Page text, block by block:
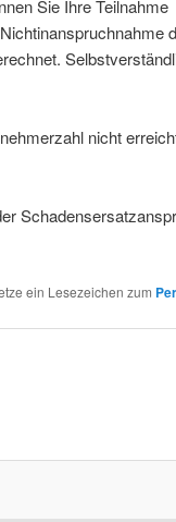
Sie Ihre Teilnahme
nicht
ein Lesezeichen zum